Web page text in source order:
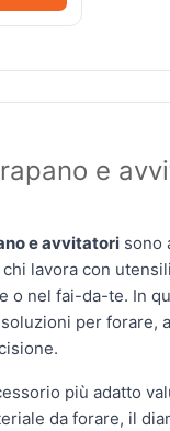
e
e avvitatori sono
lavora con
o nel fai-da-te. In
per forare,
più adatto
da forare, il